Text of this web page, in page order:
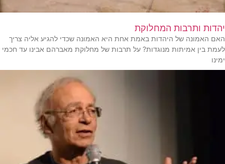
יהדות ותרבות המחלוקת
האם האמונה של היהדות באמת אחת היא האמונה שכדי להגיע אליה צריך
לעמת בין אמיתות מנוגדות? על תרבות של מחלוקת מאברהם אבינו עד חכמי
ימינו